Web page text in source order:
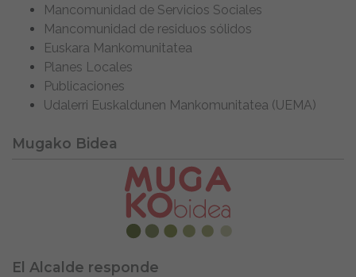
Mancomunidad de Servicios Sociales
Mancomunidad de residuos sólidos
Euskara Mankomunitatea
Planes Locales
Publicaciones
Udalerri Euskaldunen Mankomunitatea (UEMA)
Mugako Bidea
El Alcalde responde